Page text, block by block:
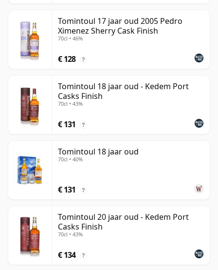
Tomintoul 17 jaar oud 2005 Pedro
Ximenez Sherry Cask Finish
70cl • 46%
€ 128 ?
Tomintoul 18 jaar oud - Kedem Port
Casks Finish
70cl • 43%
€ 131 ?
Tomintoul 18 jaar oud
70cl • 40%
€ 131 ?
Tomintoul 20 jaar oud - Kedem Port
Casks Finish
70cl • 43%
€ 134 ?